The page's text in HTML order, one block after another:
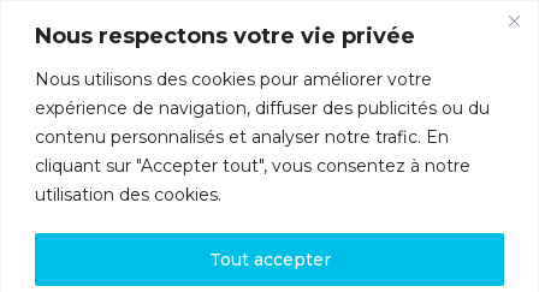
Nous respectons votre vie privée
Nous utilisons des cookies pour améliorer votre
expérience de navigation, diffuser des publicités ou du
contenu personnalisés et analyser notre trafic. En
cliquant sur "Accepter tout", vous consentez à notre
utilisation des cookies.
Tout accepter
IPSO BRASIL : Lançamento e Apresentação